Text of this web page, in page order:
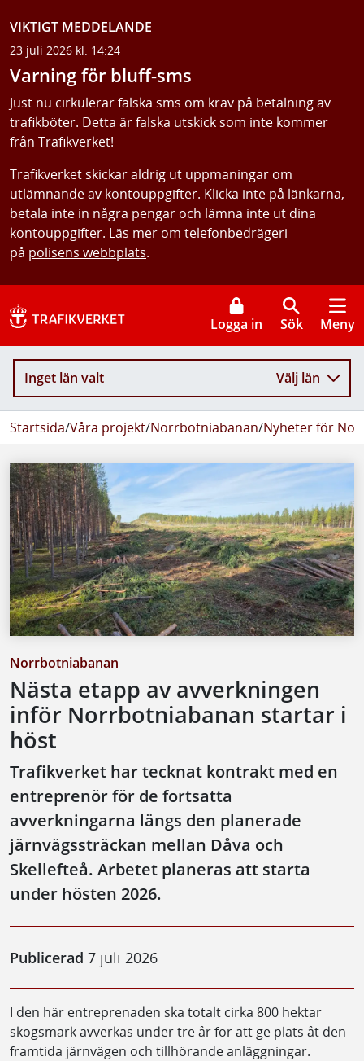
VIKTIGT MEDDELANDE
23 juli 2026 kl. 14:24
Varning för bluff-sms
Just nu cirkulerar falska sms om krav på betalning av
trafikböter. Detta är falska utskick som inte kommer
från Trafikverket!
Trafikverket skickar aldrig ut uppmaningar om
utlämnande av kontouppgifter. Klicka inte på länkarna,
betala inte in några pengar och lämna inte ut dina
kontouppgifter. Läs mer om telefonbedrägeri
på polisens webbplats.
Logga in Sök Meny
Inget län valt Välj län
Startsida/Våra projekt/Norrbotniabanan/Nyheter för
Norrbotniabanan
Nästa etapp av avverkningen
inför Norrbotniabanan startar i
höst
Trafikverket har tecknat kontrakt med en
entreprenör för de fortsatta
avverkningarna längs den planerade
järnvägssträckan mellan Dåva och
Skellefteå. Arbetet planeras att starta
under hösten 2026.
Publicerad 7 juli 2026
I den här entreprenaden ska totalt cirka 800 hektar
skogsmark avverkas under tre år för att ge plats åt den
framtida järnvägen och tillhörande anläggningar.